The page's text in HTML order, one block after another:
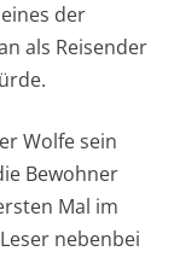
der
als Reisender
Wolfe sein
Bewohner
Mal im
nebenbei